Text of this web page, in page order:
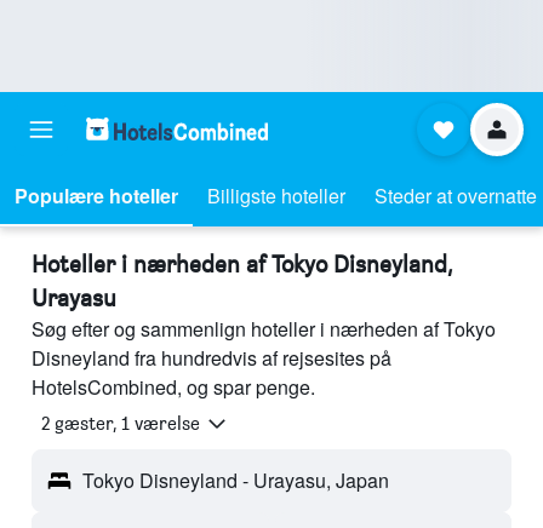
Populære hoteller Billigste hoteller Steder at overnatte
Hoteller i nærheden af Tokyo Disneyland,
Urayasu
Søg efter og sammenlign hoteller i nærheden af Tokyo
Disneyland fra hundredvis af rejsesites på
HotelsCombined, og spar penge.
2 gæster, 1 værelse
Tokyo Disneyland - Urayasu, Japan